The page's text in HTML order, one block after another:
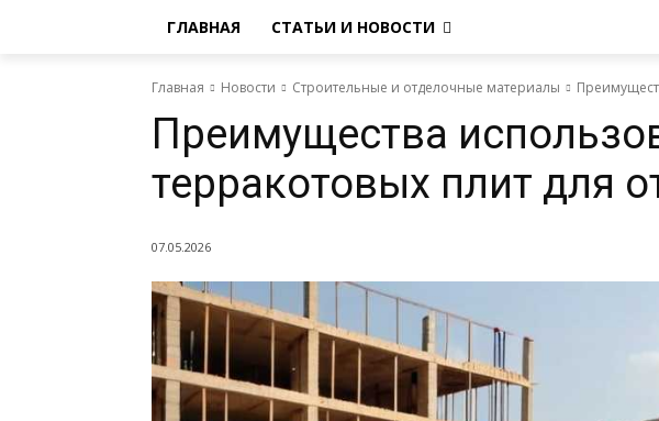
ГЛАВНАЯ СТАТЬИ И НОВОСТИ
Главная Новости Строительные и отделочные материалы
Преимущества
терракотовых плит для
07.05.2026